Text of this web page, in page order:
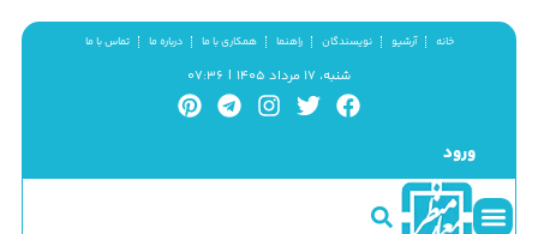
خانه آرشیو نویسندگان راهنما همکاری با ما درباره ما تماس با ما
شنبه، ۱۷ مرداد ۱۴۰۵ | ۰۷:۳۶
ورود